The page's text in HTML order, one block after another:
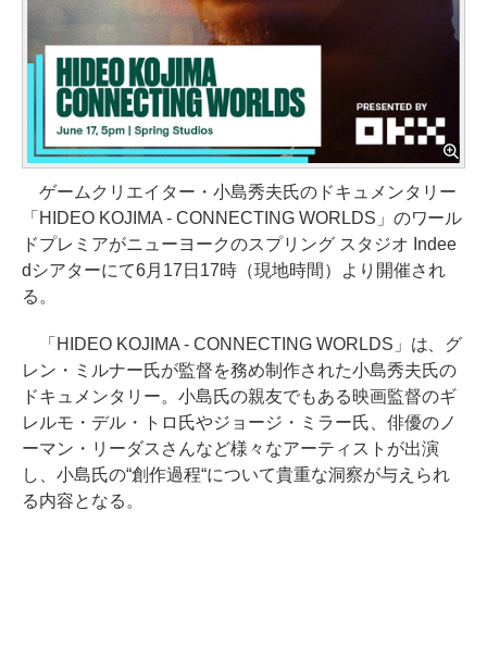
ゲームクリエイター・小島秀夫氏のドキュメンタリー
「HIDEO KOJIMA - CONNECTING WORLDS」のワール
ドプレミアがニューヨークのスプリング スタジオ Indee
dシアターにて6月17日17時（現地時間）より開催され
る。
「HIDEO KOJIMA - CONNECTING WORLDS」は、グ
レン・ミルナー氏が監督を務め制作された小島秀夫氏の
ドキュメンタリー。小島氏の親友でもある映画監督のギ
レルモ・デル・トロ氏やジョージ・ミラー氏、俳優のノ
ーマン・リーダスさんなど様々なアーティストが出演
し、小島氏の“創作過程“について貴重な洞察が与えられ
る内容となる。